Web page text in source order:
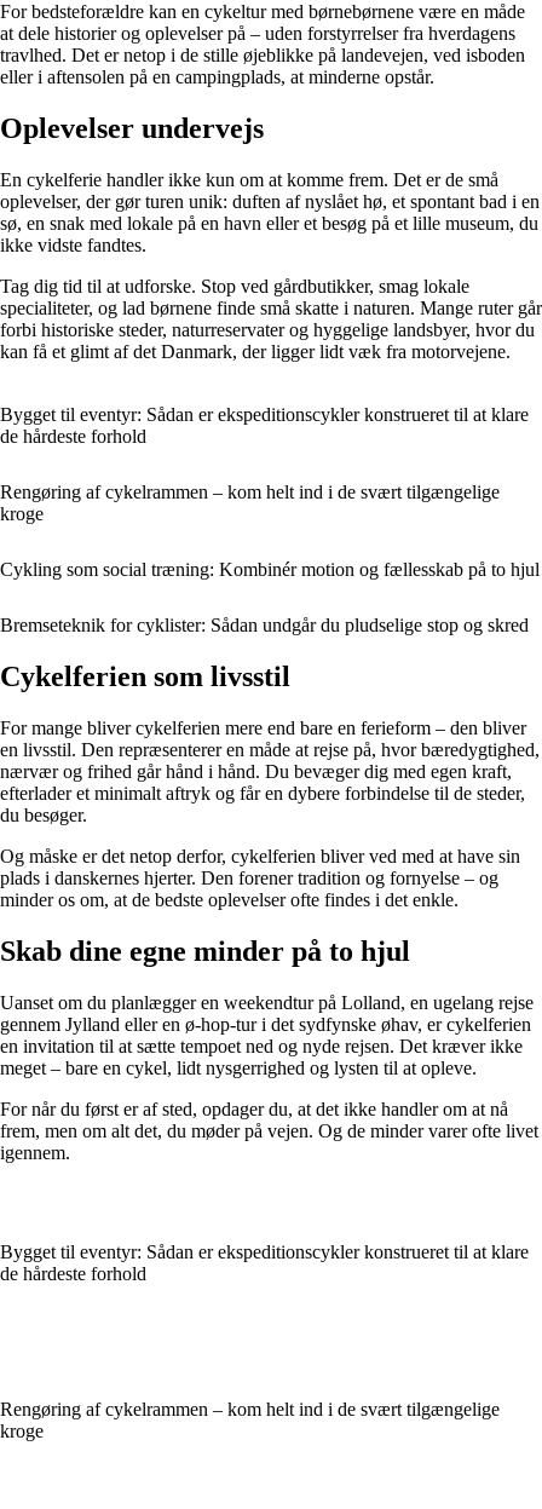
For bedsteforældre kan en cykeltur med børnebørnene være en måde
at dele historier og oplevelser på – uden forstyrrelser fra hverdagens
travlhed. Det er netop i de stille øjeblikke på landevejen, ved isboden
eller i aftensolen på en campingplads, at minderne opstår.
Oplevelser undervejs
En cykelferie handler ikke kun om at komme frem. Det er de små
oplevelser, der gør turen unik: duften af nyslået hø, et spontant bad i en
sø, en snak med lokale på en havn eller et besøg på et lille museum, du
ikke vidste fandtes.
Tag dig tid til at udforske. Stop ved gårdbutikker, smag lokale
specialiteter, og lad børnene finde små skatte i naturen. Mange ruter går
forbi historiske steder, naturreservater og hyggelige landsbyer, hvor du
kan få et glimt af det Danmark, der ligger lidt væk fra motorvejene.
Bygget til eventyr: Sådan er ekspeditionscykler konstrueret til at klare
de hårdeste forhold
Rengøring af cykelrammen – kom helt ind i de svært tilgængelige
kroge
Cykling som social træning: Kombinér motion og fællesskab på to hjul
Bremseteknik for cyklister: Sådan undgår du pludselige stop og skred
Cykelferien som livsstil
For mange bliver cykelferien mere end bare en ferieform – den bliver
en livsstil. Den repræsenterer en måde at rejse på, hvor bæredygtighed,
nærvær og frihed går hånd i hånd. Du bevæger dig med egen kraft,
efterlader et minimalt aftryk og får en dybere forbindelse til de steder,
du besøger.
Og måske er det netop derfor, cykelferien bliver ved med at have sin
plads i danskernes hjerter. Den forener tradition og fornyelse – og
minder os om, at de bedste oplevelser ofte findes i det enkle.
Skab dine egne minder på to hjul
Uanset om du planlægger en weekendtur på Lolland, en ugelang rejse
gennem Jylland eller en ø-hop-tur i det sydfynske øhav, er cykelferien
en invitation til at sætte tempoet ned og nyde rejsen. Det kræver ikke
meget – bare en cykel, lidt nysgerrighed og lysten til at opleve.
For når du først er af sted, opdager du, at det ikke handler om at nå
frem, men om alt det, du møder på vejen. Og de minder varer ofte livet
igennem.
Bygget til eventyr: Sådan er ekspeditionscykler konstrueret til at klare
de hårdeste forhold
Rengøring af cykelrammen – kom helt ind i de svært tilgængelige
kroge